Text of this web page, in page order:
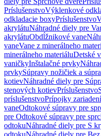
PríslušenstvoVýklenkové
odkladacie boxyPríslušenstvo
akrylátuNáhradné diely pre
akrylátuObdĺžnikové vane
vaneVane z minerálneho
minerálneho materiáluDetské
vaničkyInštalačné prvky
prvkySúpravy nožičiek a
kotievNáhradné diely pre
stenových kotievPríslušenstvo
príslušenstvoPrípojky
vaneOdtokové súpravy pre
pre Odtokové súpravy pre
odtokuNáhradné diely pre S
odtokuNáhradné diely pre